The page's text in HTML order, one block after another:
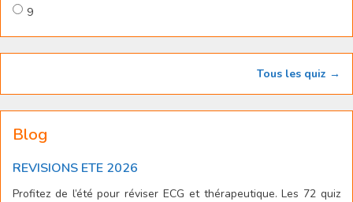
9
Tous les quiz →
Blog
REVISIONS ETE 2026
Profitez de l’été pour réviser ECG et thérapeutique. Les 72 quiz